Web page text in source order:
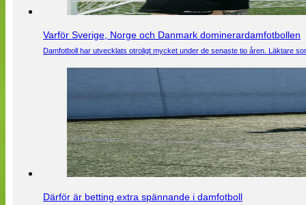
Varför Sverige, Norge och Danmark dominerardamfotbollen
Damfotboll har utvecklats otroligt mycket under de senaste tio åren. Läktare
Därför är betting extra spännande i damfotboll